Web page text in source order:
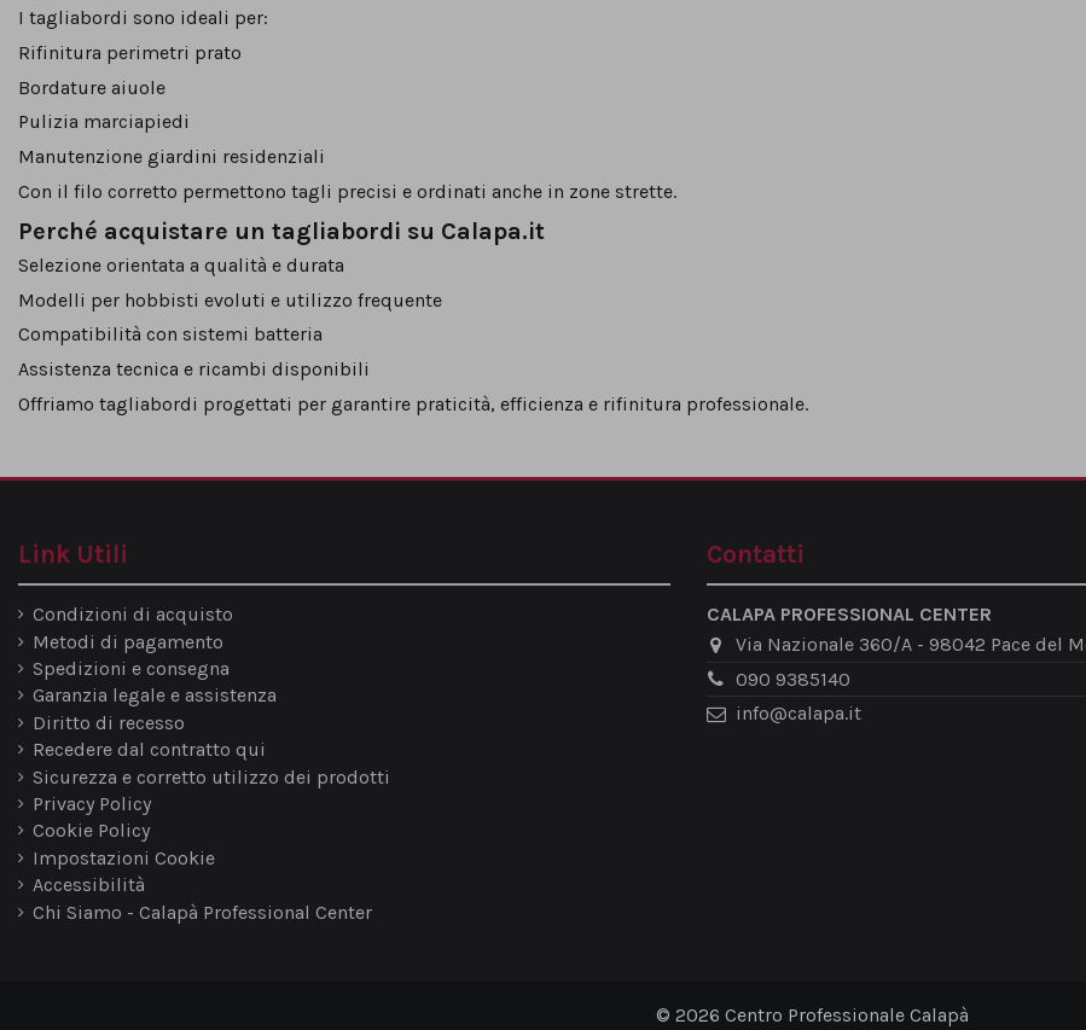
I tagliabordi sono ideali per:
Rifinitura perimetri prato
Bordature aiuole
Pulizia marciapiedi
Manutenzione giardini residenziali
Con il filo corretto permettono tagli precisi e ordinati anche in zone strette.
Perché acquistare un tagliabordi su Calapa.it
Selezione orientata a qualità e durata
Modelli per hobbisti evoluti e utilizzo frequente
Compatibilità con sistemi batteria
Assistenza tecnica e ricambi disponibili
Offriamo tagliabordi progettati per garantire praticità, efficienza e rifinitura professionale.
Link Utili
Condizioni di acquisto
Metodi di pagamento
Spedizioni e consegna
Garanzia legale e assistenza
Diritto di recesso
Recedere dal contratto qui
Sicurezza e corretto utilizzo dei prodotti
Privacy Policy
Cookie Policy
Impostazioni Cookie
Accessibilità
Chi Siamo - Calapà Professional Center
Contatti
CALAPA PROFESSIONAL CENTER
Via Nazionale 360/A - 98042 Pace del
090 9385140
info@calapa.it
© 2026 Centro Professionale Calapà